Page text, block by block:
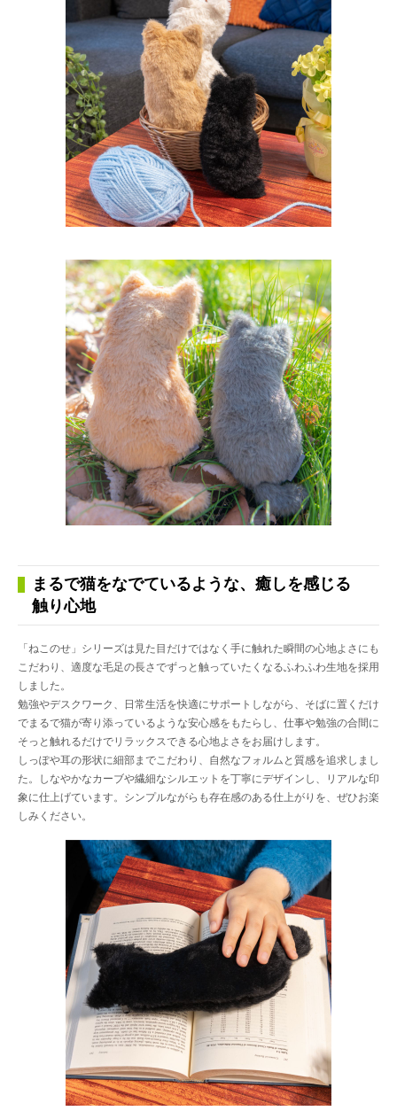
まるで猫をなでているような、癒しを感じる
触り心地
「ねこのせ」シリーズは見た目だけではなく手に触れた瞬間の心地よさにも
こだわり、適度な毛足の長さでずっと触っていたくなるふわふわ生地を採用
しました。
勉強やデスクワーク、日常生活を快適にサポートしながら、そばに置くだけ
でまるで猫が寄り添っているような安心感をもたらし、仕事や勉強の合間に
そっと触れるだけでリラックスできる心地よさをお届けします。
しっぽや耳の形状に細部までこだわり、自然なフォルムと質感を追求しまし
た。しなやかなカーブや繊細なシルエットを丁寧にデザインし、リアルな印
象に仕上げています。シンプルながらも存在感のある仕上がりを、ぜひお楽
しみください。